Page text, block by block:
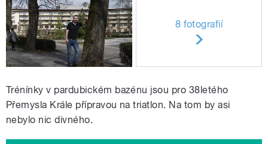
8 fotografií
Trénínky v pardubickém bazénu jsou pro 38letého
Přemysla Krále přípravou na triatlon. Na tom by asi
nebylo nic divného.